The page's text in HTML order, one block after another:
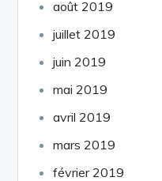
août 2019
juillet 2019
juin 2019
mai 2019
avril 2019
mars 2019
février 2019